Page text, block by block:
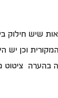
שיש חילוק
וכן
בהערה ציטוט